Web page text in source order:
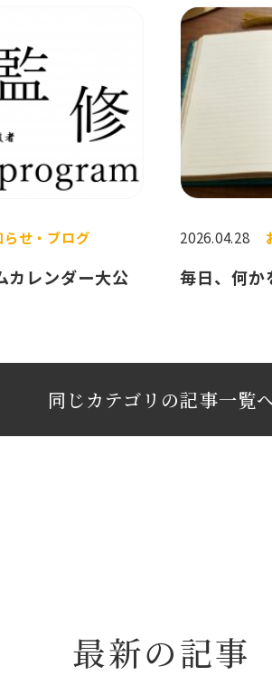
らせ・ブログ
カレンダー大公
2026.04.28
毎日、何か
同じカテゴリの記事⼀覧
最新の記事